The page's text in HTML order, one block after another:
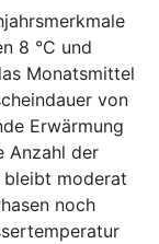
8 °C und
Monatsmittel
von
Erwärmung
Anzahl der
bleibt moderat
noch